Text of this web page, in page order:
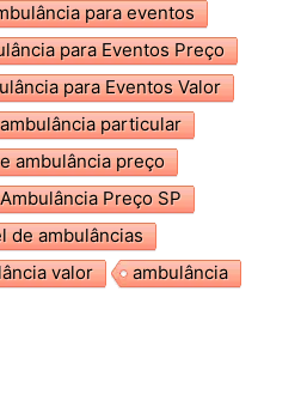
para eventos
para Eventos Preço
para Eventos Valor
particular
ambulância preço
Preço SP
de ambulâncias
valor
ambulância